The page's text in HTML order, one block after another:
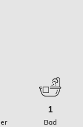
1
Bad